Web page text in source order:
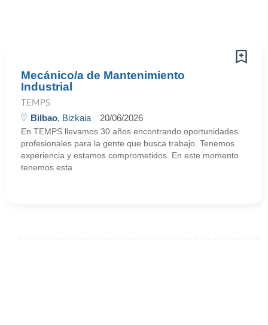
Mecánico/a de Mantenimiento
Industrial
TEMPS
Bilbao, Bizkaia 20/06/2026
En TEMPS llevamos 30 años encontrando oportunidades
profesionales para la gente que busca trabajo. Tenemos
experiencia y estamos comprometidos. En este momento
tenemos esta